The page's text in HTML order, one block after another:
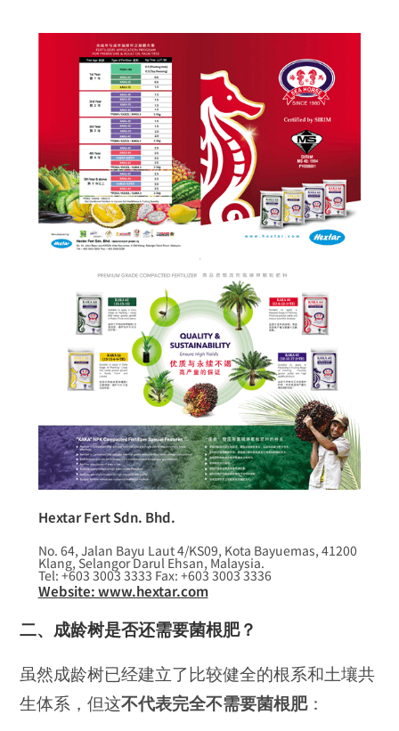
Hextar Fert Sdn. Bhd.
No. 64, Jalan Bayu Laut 4/KS09, Kota Bayuemas, 41200
Klang, Selangor Darul Ehsan, Malaysia.
Tel: +603 3003 3333 Fax: +603 3003 3336
Website: www.hextar.com
二、成龄树是否还需要菌根肥？
虽然成龄树已经建立了比较健全的根系和土壤共
生体系，但这不代表完全不需要菌根肥：